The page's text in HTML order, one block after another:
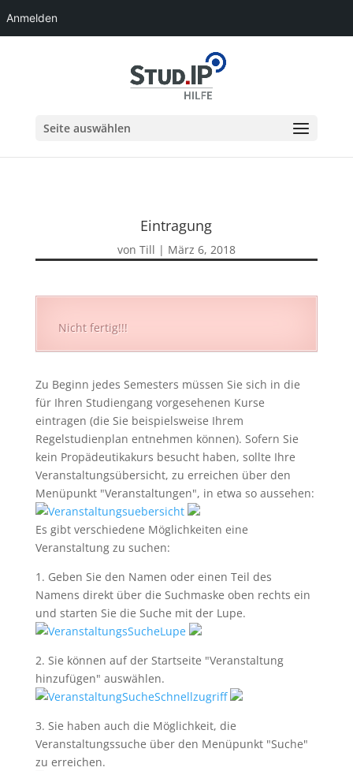
Anmelden
Seite auswählen
Eintragung
von Till | März 6, 2018
Nicht fertig!!!
Zu Beginn jedes Semesters müssen Sie sich in die
für Ihren Studiengang vorgesehenen Kurse
eintragen (die Sie beispielsweise Ihrem
Regelstudienplan entnehmen können). Sofern Sie
kein Propädeutikakurs besucht haben, sollte Ihre
Veranstaltungsübersicht, zu erreichen über den
Menüpunkt "Veranstaltungen", in etwa so aussehen:
Es gibt verschiedene Möglichkeiten eine
Veranstaltung zu suchen:
1. Geben Sie den Namen oder einen Teil des
Namens direkt über die Suchmaske oben rechts ein
und starten Sie die Suche mit der Lupe.
2. Sie können auf der Startseite "Veranstaltung
hinzufügen" auswählen.
3. Sie haben auch die Möglichkeit, die
Veranstaltungssuche über den Menüpunkt "Suche"
zu erreichen.